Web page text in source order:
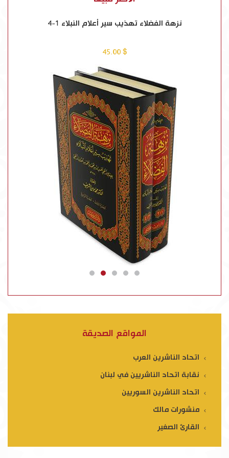
نزهة الفضلاء تهذيب سير أعلام النبلاء 1-4
$ 45.00
المواقع الصديقة
اتحاد الناشرين العرب
نقابة اتحاد الناشريين في لبنان
اتحاد الناشرين السوريين
منشورات مالك
القارئ الصغير